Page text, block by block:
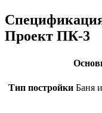
Проект ПК-3
Тип постройки Баня